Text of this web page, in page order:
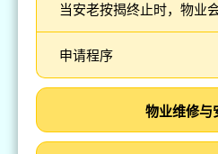
申请程序
当安老按揭终止时，物业
物业维修与